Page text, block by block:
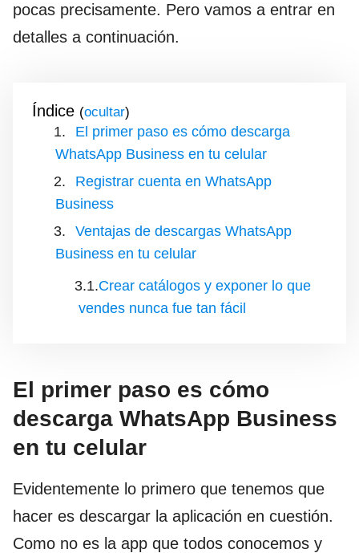
pocas precisamente. Pero vamos a entrar en
detalles a continuación.
Índice ( )
El primer paso es cómo descarga
WhatsApp Business en tu celular
Registrar cuenta en WhatsApp
Business
Ventajas de descargas WhatsApp
Business en tu celular
Crear catálogos y exponer lo que
vendes nunca fue tan fácil
El primer paso es cómo
descarga WhatsApp Business
en tu celular
Evidentemente lo primero que tenemos que
hacer es descargar la aplicación en cuestión.
Como no es la app que todos conocemos y